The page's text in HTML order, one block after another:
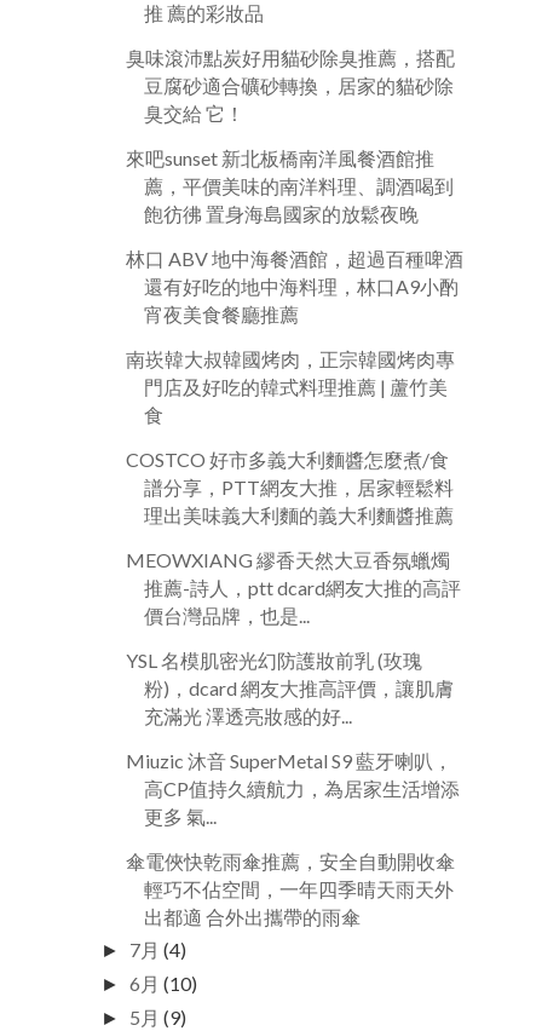
推 薦的彩妝品
臭味滾沛點炭好用貓砂除臭推薦，搭配
豆腐砂適合礦砂轉換，居家的貓砂除
臭交給 它！
來吧sunset 新北板橋南洋風餐酒館推
薦，平價美味的南洋料理、調酒喝到
飽彷彿 置身海島國家的放鬆夜晚
林口 ABV 地中海餐酒館，超過百種啤酒
還有好吃的地中海料理，林口A9小酌
宵夜美食餐廳推薦
南崁韓大叔韓國烤肉，正宗韓國烤肉專
門店及好吃的韓式料理推薦 | 蘆竹美
食
COSTCO 好市多義大利麵醬怎麼煮/食
譜分享，PTT網友大推，居家輕鬆料
理出美味義大利麵的義大利麵醬推薦
MEOWXIANG 繆香天然大豆香氛蠟燭
推薦-詩人，ptt dcard網友大推的高評
價台灣品牌，也是...
YSL 名模肌密光幻防護妝前乳 (玫瑰
粉)，dcard 網友大推高評價，讓肌膚
充滿光 澤透亮妝感的好...
Miuzic 沐音 SuperMetal S9 藍牙喇叭，
高CP值持久續航力，為居家生活增添
更多 氣...
傘電俠快乾雨傘推薦，安全自動開收傘
輕巧不佔空間，一年四季晴天雨天外
出都適 合外出攜帶的雨傘
► 7月 (4)
►6月 (10)
► 5月 (9)